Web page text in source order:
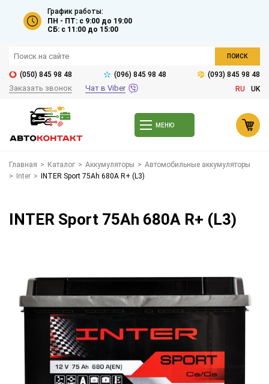
График работы:
ПН - ПТ: с 9:00 до 19:00
СБ: с 11:00 до 15:00
ПОИСК
(050) 845 98 48 (096) 845 98 48 (093) 845 98 48
Заказать звонок Чат в Viber RU UK
МЕНЮ
Главная > Каталог > Аккумуляторы > Автомобильные аккумуляторы
>
Inter > INTER Sport 75Ah 680A R+ (L3)
INTER Sport 75Ah 680A R+ (L3)